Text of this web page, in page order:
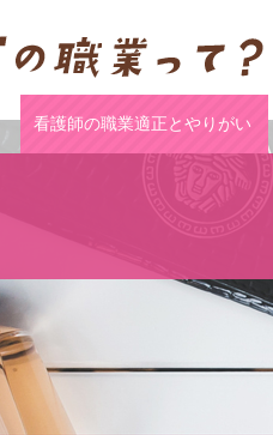
看護師の職業適正とやりがい